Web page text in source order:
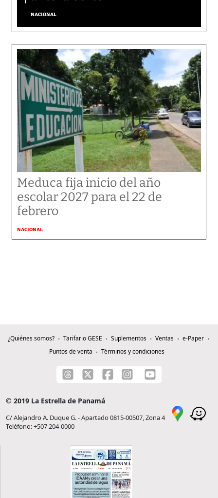
NACIONAL
Meduca fija inicio del año
escolar 2027 para el 22 de
febrero
NACIONAL
¿Quiénes somos? Tarifario GESE Suplementos Ventas
e-Paper
Puntos de venta
Términos y condiciones
© 2019 La Estrella de Panamá
C/ Alejandro A. Duque G. - Apartado 0815-00507, Zona 4
Teléfono: +507 204-0000